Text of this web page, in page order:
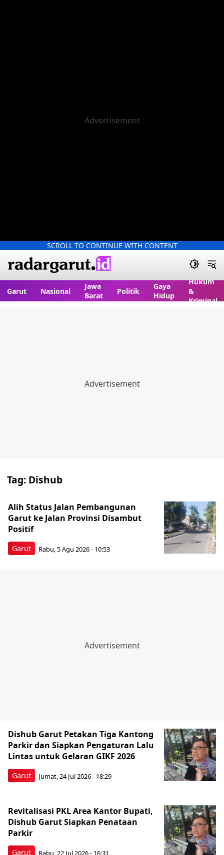
SCROLL TO CONTINUE WITH CONTENT
Garut Nasional
Jawa
Barat
Politik
Gaya
Hidup
Hukum
&
Kriminal
Tag: Dishub
Garut
Alih Status Jalan Pembangunan
Garut ke Jalan Provinsi Disambut
Positif
Rabu, 5 Agu 2026 - 10:53
Garut
Dishub Garut Petakan Tiga Kantong
Parkir dan Siapkan Pengaturan Lalu
Lintas untuk Gelaran GIKF 2026
Jumat, 24 Jul 2026 - 18:29
Garut
Revitalisasi PKL Area Kantor Bupati,
Dishub Garut Siapkan Penataan
Parkir
Rabu, 22 Jul 2026 - 16:31